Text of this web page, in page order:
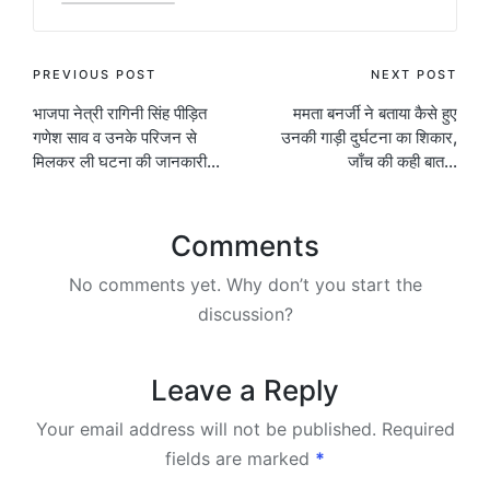
Post
navigation
PREVIOUS POST
भाजपा नेत्री रागिनी सिंह पीड़ित
गणेश साव व उनके परिजन से
मिलकर ली घटना की जानकारी…
NEXT POST
ममता बनर्जी ने बताया कैसे हुए
उनकी गाड़ी दुर्घटना का शिकार,
जाँच की कही बात…
Comments
No comments yet. Why don’t you start the
discussion?
Leave a Reply
Your email address will not be published. Required
fields are marked *